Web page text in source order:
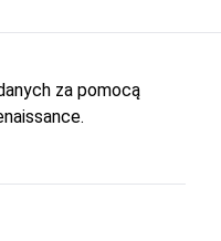
za pomocą